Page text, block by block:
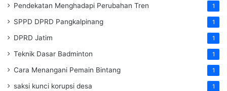
Pendekatan Menghadapi Perubahan Tren 1
SPPD DPRD Pangkalpinang 1
DPRD Jatim 1
Teknik Dasar Badminton 1
Cara Menangani Pemain Bintang 1
saksi kunci korupsi desa 1